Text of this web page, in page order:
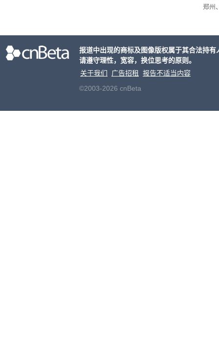
郑州
清退
报道中出现的商标及图像版权属于其合法持
请遵守理性，宽容，换位思考的原则。
关于我们
广告招租
报告不适当内容
©2003-2026 cnBeta